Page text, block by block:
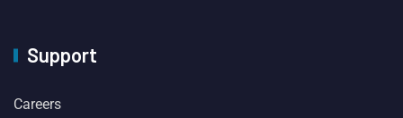
Support
Careers